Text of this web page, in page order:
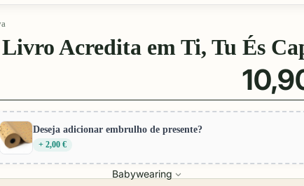
Babywearing
Livro Acredita em Ti, Tu És
Deseja adicionar embrulho de presente?
+ 2,00 €